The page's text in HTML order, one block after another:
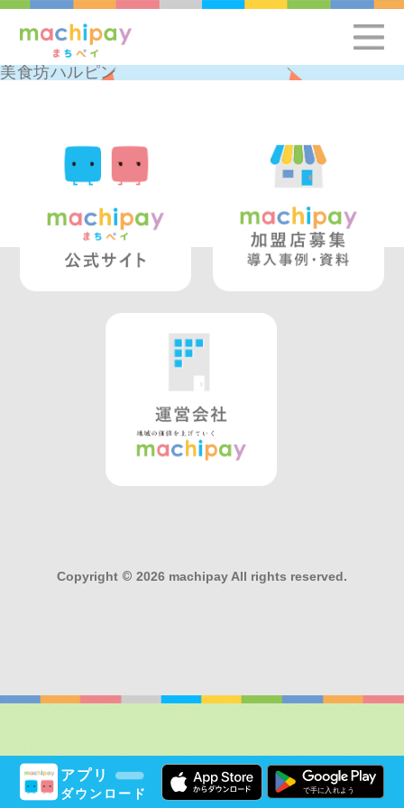
アプリ
ダウンロード
美食坊ハルピン
Copyright © 2026 machipay All rights reserved.